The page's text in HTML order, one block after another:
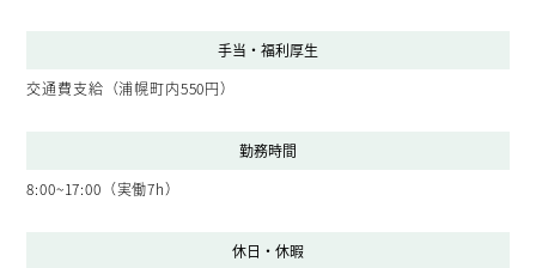
手当・福利厚生
交通費支給（浦幌町内550円）
勤務時間
8:00~17:00（実働7h）
休日・休暇